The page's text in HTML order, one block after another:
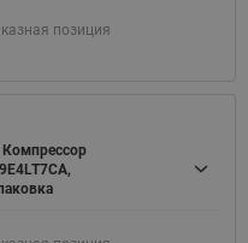
позиция